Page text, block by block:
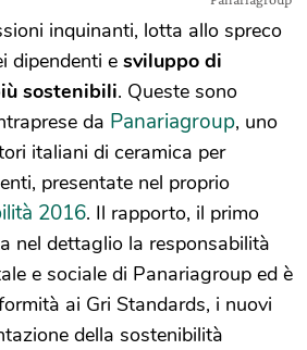
inquinanti, lotta allo spreco
dipendenti e sviluppo di
sostenibili. Queste sono
da Panariagroup, uno
italiani di ceramica per
presentate nel proprio
2016. Il rapporto, il primo
nel dettaglio la responsabilità
e sociale di Panariagroup ed è
ai Gri Standards, i nuovi
della sostenibilità